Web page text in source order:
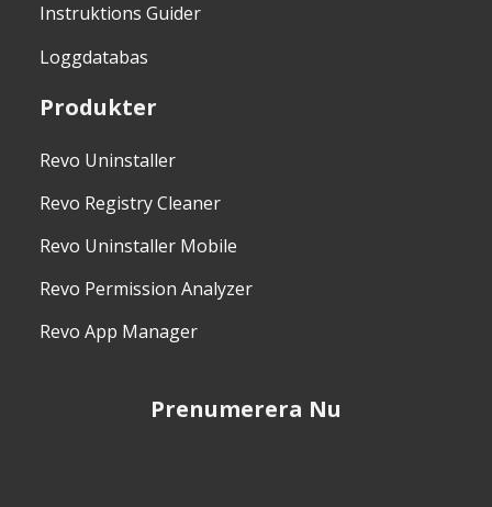
Instruktions Guider
Loggdatabas
Produkter
Revo Uninstaller
Revo Registry Cleaner
Revo Uninstaller Mobile
Revo Permission Analyzer
Revo App Manager
Prenumerera Nu